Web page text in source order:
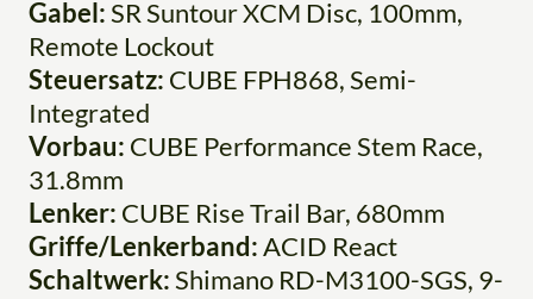
Gabel:SR Suntour XCM Disc, 100mm,
Remote Lockout
Steuersatz: CUBE FPH868, Semi-
Integrated
Vorbau: CUBE Performance Stem Race,
31.8mm
Lenker: CUBE Rise Trail Bar, 680mm
Griffe/Lenkerband:ACID React
Schaltwerk:Shimano RD-M3100-SGS, 9-